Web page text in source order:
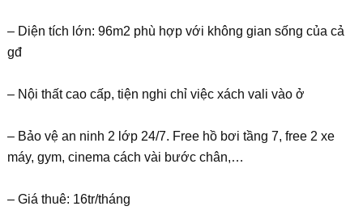
– Diện tích lớn: 96m2 phù hợp với không gian sống của cả
gđ
– Nội thất cao cấp, tiện nghi chỉ việc xách vali vào ở
– Bảo vệ an ninh 2 lớp 24/7. Free hồ bơi tầng 7, free 2 xe
máy, gym, cinema cách vài bước chân,…
– Giá thuê: 16tr/tháng